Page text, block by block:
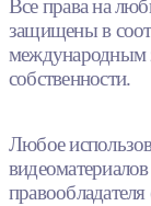
Все права на
защищены в
международным
собственности.
Любое